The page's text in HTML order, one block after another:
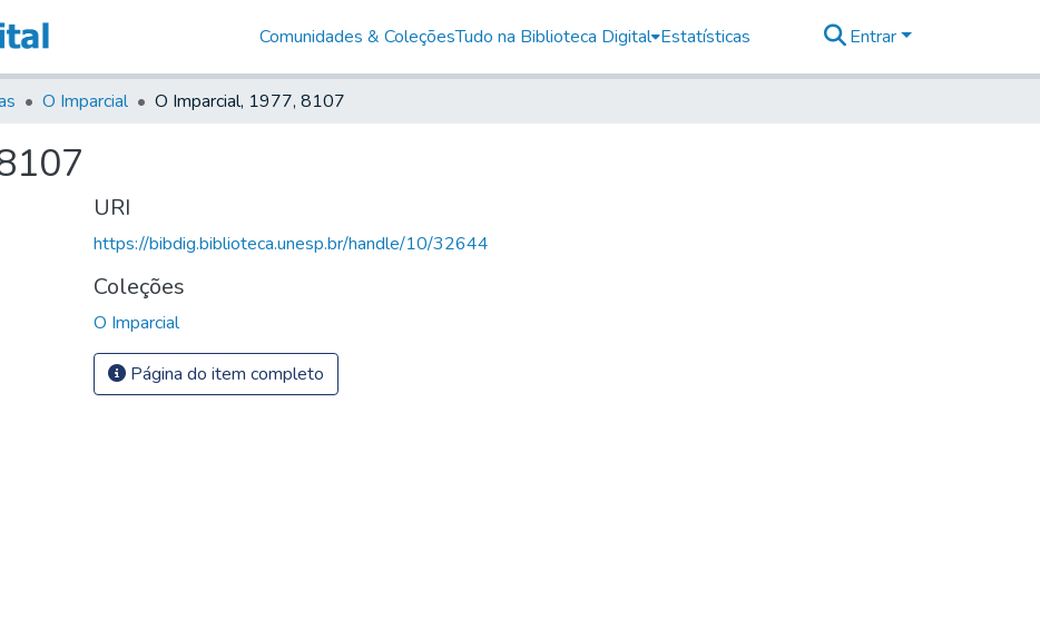
Comunidades & ColeçõesTudo na Biblioteca Digital Estatísticas Entrar
O Imparcial O Imparcial, 1977, 8107
URI
https://bibdig.biblioteca.unesp.br/handle/10/32644
Coleções
O Imparcial
Página do item completo